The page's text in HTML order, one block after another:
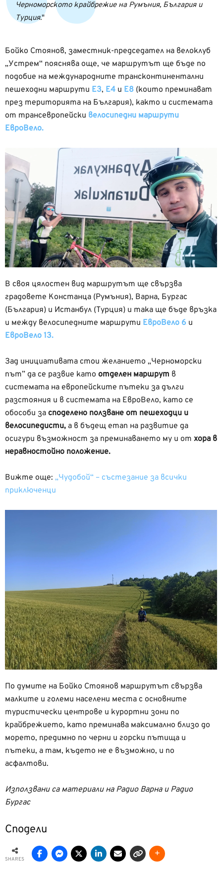
Черноморското крайбрежие на Румъния, България и
Турция.
Бойко Стоянов, заместник-председател на велоклуб
„Устрем“ пояснява още, че маршрутът ще бъде по
подобие на международните трансконтинентални
пешеходни маршрути E3, E4 и E8 (които преминават
през територията на България), както и системата
от трансевропейски велосипедни маршрути
ЕвроВело.
В своя цялостен вид маршрутът ще свързва
градовете Констанца (Румъния), Варна, Бургас
(България) и Истанбул (Турция) и така ще бъде връзка
и между велосипедните маршрути ЕвроВело 6 и
ЕвроВело 13.
Зад инициативата стои желанието „Черноморски
път” да се развие като отделен маршрут в
системата на европейските пътеки за дълги
разстояния и в системата на ЕвроВело, като се
обособи за споделено ползване от пешеходци и
велосипедисти, а в бъдещ етап на развитие да
осигури възможност за преминаването му и от хора в
неравностойно положение.
Вижте още: „Чудобой“ – състезание за всички
приключенци
По думите на Бойко Стоянов маршрутът свързва
малките и големи населени места с основните
туристически центрове и курортни зони по
крайбрежието, като преминава максимално близо до
морето, предимно по черни и горски пътища и
пътеки, а там, където не е възможно, и по
асфалтови.
Използвани са материали на Радио Варна и Радио
Бургас
Сподели
SHARES